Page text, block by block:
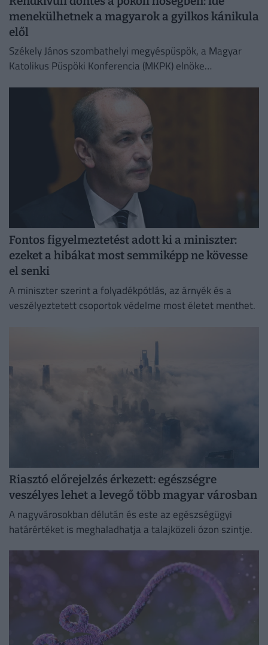
menekülhetnek a magyarok a gyilkos kánikula
elől
Székely János szombathelyi megyéspüspök, a Magyar
Katolikus Püspöki Konferencia (MKPK) elnöke
megnyitását kérte a nap legmelegebb óráiban
Fontos figyelmeztetést adott ki a miniszter:
ezeket a hibákat most semmiképp ne kövesse
el senki
A miniszter szerint a folyadékpótlás, az árnyék és a
veszélyeztetett csoportok védelme most életet menthet.
Riasztó előrejelzés érkezett: egészségre
veszélyes lehet a levegő több magyar városban
A nagyvárosokban délután és este az egészségügyi
határértéket is meghaladhatja a talajközeli ózon szintje.